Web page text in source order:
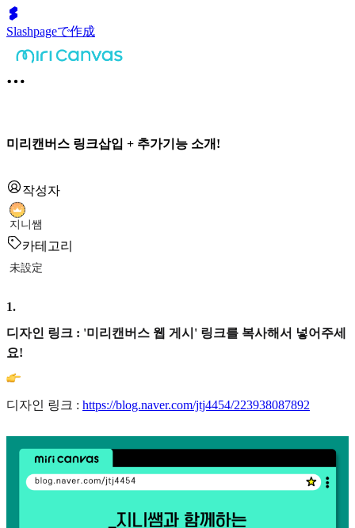
Slashpageで作成
미리캔버스 링크삽입 + 추가기능 소개!
작성자
지니쌤
카테고리
未設定
1.
디자인 링크 : '미리캔버스 웹 게시' 링크를 복사해서 넣어주세
요!
디자인 링크 : https://blog.naver.com/jtj4454/223938087892